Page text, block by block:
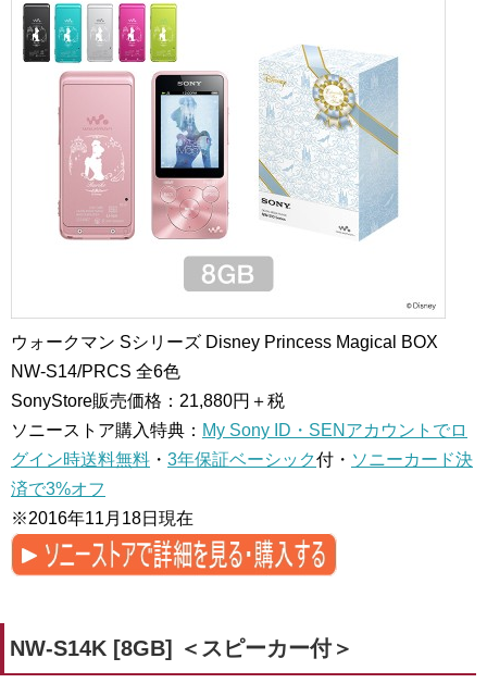
ウォークマン Sシリーズ Disney Princess Magical BOX
NW-S14/PRCS 全6色
SonyStore販売価格：21,880円＋税
ソニーストア購入特典： My Sony ID・SENアカウントでロ
グイン時送料無料 ・ 3年保証ベーシック付・ ソニーカード決
済で3%オフ
※2016年11月18日現在
NW-S14K [8GB] ＜スピーカー付＞